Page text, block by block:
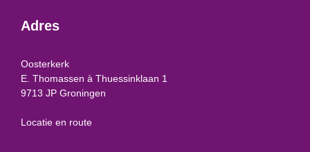
Adres
Oosterkerk
E. Thomassen à Thuessinklaan 1
9713 JP Groningen
Locatie en route